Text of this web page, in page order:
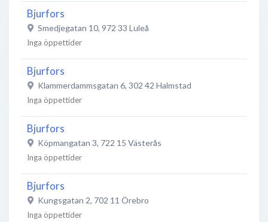
Bjurfors
Smedjegatan 10, 972 33 Luleå
Inga öppettider
Bjurfors
Klammerdammsgatan 6, 302 42 Halmstad
Inga öppettider
Bjurfors
Köpmangatan 3, 722 15 Västerås
Inga öppettider
Bjurfors
Kungsgatan 2, 702 11 Örebro
Inga öppettider